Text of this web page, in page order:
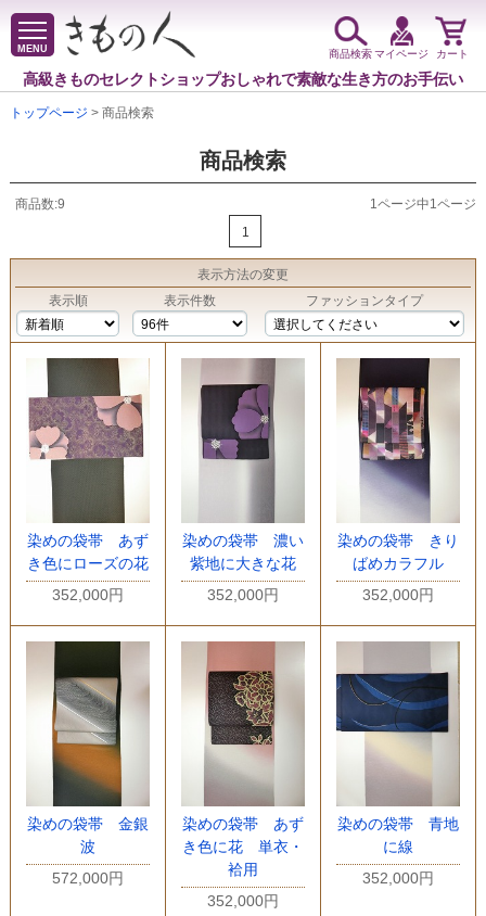
MENU
高級きものセレクトショップおしゃれで素敵な生き方のお手伝い
商品検索マイページ カート
トップページ > 商品検索
商品検索
商品数:9
1ページ中1ページ
1
表示方法の変更
表示順
表示件数 ファッションタイプ
染めの袋帯 あず
き色にローズの花
352,000円
染めの袋帯 濃い
紫地に大きな花
352,000円
染めの袋帯 きり
ばめカラフル
352,000円
染めの袋帯 金銀
波
572,000円
染めの袋帯 あず
き色に花 単衣・
袷用
352,000円
染めの袋帯 青地
に線
352,000円